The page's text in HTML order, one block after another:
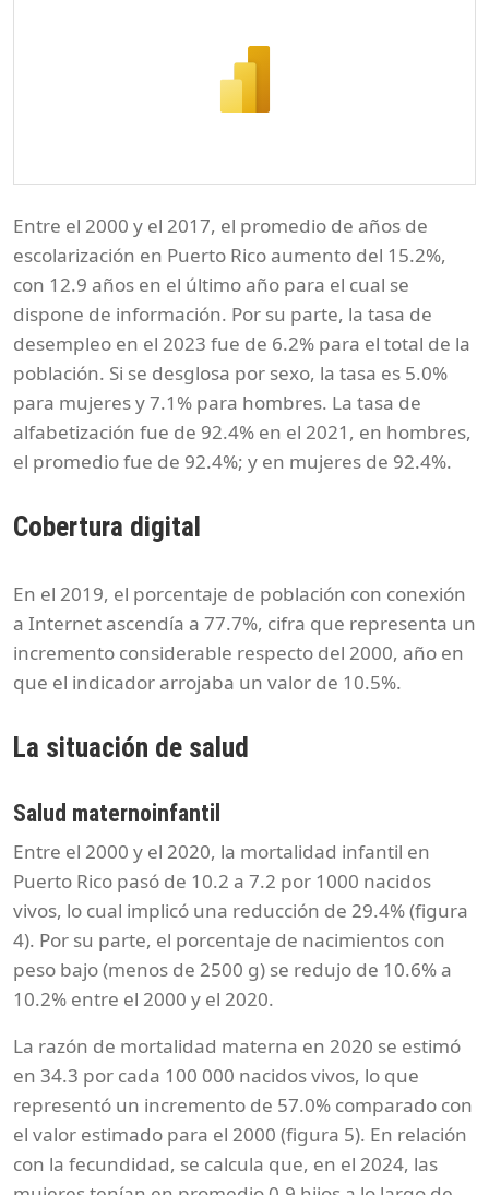
Entre el 2000 y el 2017, el promedio de años de
escolarización en Puerto Rico aumento del 15.2%,
con 12.9 años en el último año para el cual se
dispone de información. Por su parte, la tasa de
desempleo en el 2023 fue de 6.2% para el total de la
población. Si se desglosa por sexo, la tasa es 5.0%
para mujeres y 7.1% para hombres. La tasa de
alfabetización fue de 92.4% en el 2021, en hombres,
el promedio fue de 92.4%; y en mujeres de 92.4%.
Cobertura digital
En el 2019, el porcentaje de población con conexión
a Internet ascendía a 77.7%, cifra que representa un
incremento considerable respecto del 2000, año en
que el indicador arrojaba un valor de 10.5%.
La situación de salud
Salud maternoinfantil
Entre el 2000 y el 2020, la mortalidad infantil en
Puerto Rico pasó de 10.2 a 7.2 por 1000 nacidos
vivos, lo cual implicó una reducción de 29.4% (figura
4). Por su parte, el porcentaje de nacimientos con
peso bajo (menos de 2500 g) se redujo de 10.6% a
10.2% entre el 2000 y el 2020.
La razón de mortalidad materna en 2020 se estimó
en 34.3 por cada 100 000 nacidos vivos, lo que
representó un incremento de 57.0% comparado con
el valor estimado para el 2000 (figura 5). En relación
con la fecundidad, se calcula que, en el 2024, las